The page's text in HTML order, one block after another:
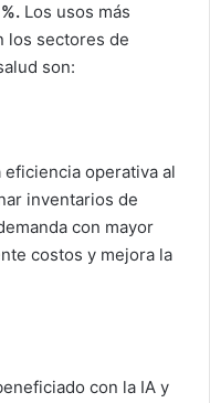
Los usos más
los sectores de
son:
eficiencia operativa al
inventarios de
con mayor
costos y mejora la
con la IA y